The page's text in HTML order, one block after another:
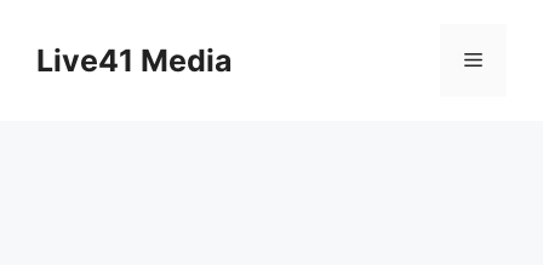
contentLive41 Media Menu